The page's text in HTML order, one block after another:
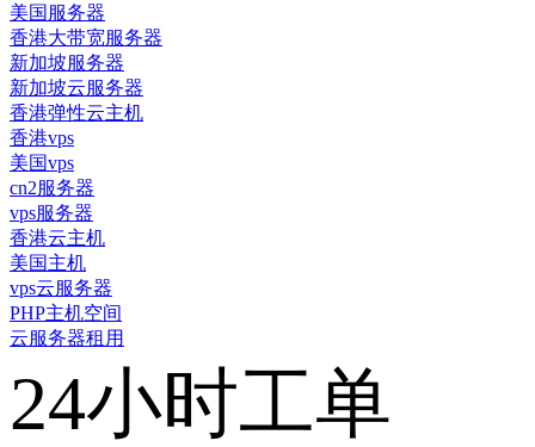
美国服务器
香港大带宽服务器
新加坡服务器
新加坡云服务器
香港弹性云主机
香港vps
美国vps
cn2服务器
vps服务器
香港云主机
美国主机
vps云服务器
PHP主机空间
云服务器租用
24小时工单